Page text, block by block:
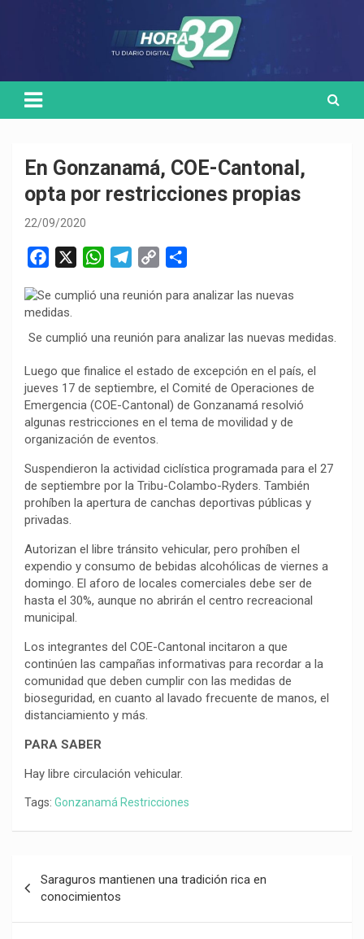
En Gonzanamá, COE-Cantonal,
opta por restricciones propias
22/09/2020
c
e
b
o
k
W
a
s
A
p
p
l
g
r
a
m
p
L
n
k
m
a
t
i
r
Se cumplió una reunión para analizar las nuevas medidas.
Luego que finalice el estado de excepción en el país, el
jueves 17 de septiembre, el Comité de Operaciones de
Emergencia (COE-Cantonal) de Gonzanamá resolvió
algunas restricciones en el tema de movilidad y de
organización de eventos.
Suspendieron la actividad ciclística programada para el 27
de septiembre por la Tribu-Colambo-Ryders. También
prohíben la apertura de canchas deportivas públicas y
privadas.
Autorizan el libre tránsito vehicular, pero prohíben el
expendio y consumo de bebidas alcohólicas de viernes a
domingo. El aforo de locales comerciales debe ser de
hasta el 30%, aunque no abrirán el centro recreacional
municipal.
Los integrantes del COE-Cantonal incitaron a que
continúen las campañas informativas para recordar a la
comunidad que deben cumplir con las medidas de
bioseguridad, en cuanto al lavado frecuente de manos, el
distanciamiento y más.
PARA SABER
Hay libre circulación vehicular.
Tags: Gonzanamá Restricciones
de
entradas
Saraguros mantienen una tradición rica en
conocimientos